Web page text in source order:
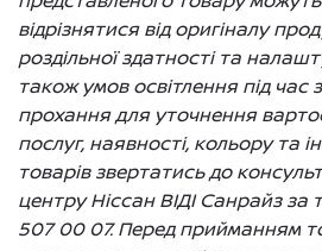
відрізнятися від оригіналу
роздільної здатності та
також умов освітлення під
прохання для уточнення
послуг, наявності, кольору та
товарів звертатись до
центру Ніссан ВІДІ Санрайз
507 00 07. Перед прийманням